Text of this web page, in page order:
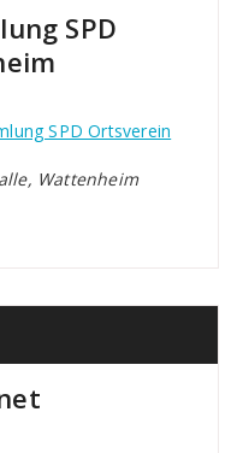
SPD
SPD Ortsverein
Wattenheim